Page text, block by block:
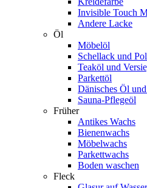
Invisible Touch
Andere Lacke
Öl
Möbelöl
Schellack und
Teaköl und
Parkettöl
Dänisches Öl
Sauna-Pflegeöl
Früher
Antikes Wachs
Bienenwachs
Möbelwachs
Parkettwachs
Boden waschen
Fleck